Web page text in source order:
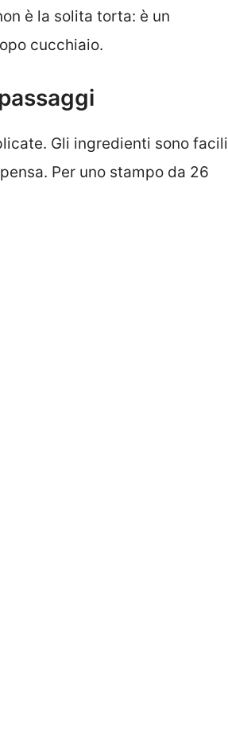
è la solita torta: è un
cucchiaio.
Gli ingredienti sono facili
Per uno stampo da 26